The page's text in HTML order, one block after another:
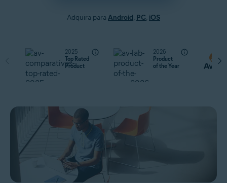
Adquira para Android, PC, iOS
2025
Top Rated
Product
2026
Product
of the Year